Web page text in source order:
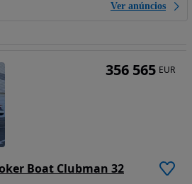
Ver anúncios
Boat Clubman 32
356 565 EUR